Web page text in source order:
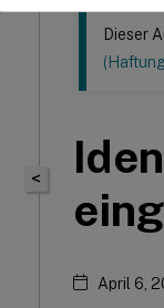
<
Dieser
April 6,